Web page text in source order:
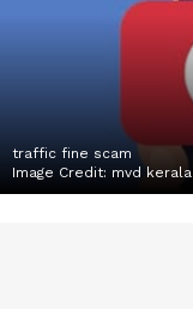
traffic fine scam
Image Credit: mvd kerala